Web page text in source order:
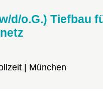
d/o.G.) Tiefbau
| München